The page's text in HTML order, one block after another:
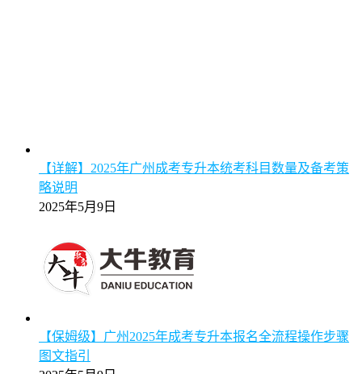
【详解】2025年广州成考专升本统考科目数量及备考策
略说明
2025年5月9日
【保姆级】广州2025年成考专升本报名全流程操作步骤
图文指引